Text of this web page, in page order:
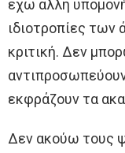
έχω άλλη υπομονή
ιδιοτροπίες των
κριτική. Δεν
εκφράζουν τα
Δεν ακούω τους